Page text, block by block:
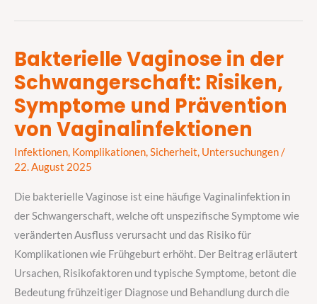
Bakterielle Vaginose in der
Schwangerschaft: Risiken,
Symptome und Prävention
von Vaginalinfektionen
Infektionen, Komplikationen,Sicherheit, Untersuchungen/
22. August 2025
Die bakterielle Vaginose ist eine häufige Vaginalinfektion in
der Schwangerschaft, welche oft unspezifische Symptome wie
veränderten Ausfluss verursacht und das Risiko für
Komplikationen wie Frühgeburt erhöht. Der Beitrag erläutert
Ursachen, Risikofaktoren und typische Symptome, betont die
Bedeutung frühzeitiger Diagnose und Behandlung durch die
Bakterielle
Vaginose
der
Schwangerschaft:
Risiken,
Symptome
und
Prävention
Vaginalinfektionen